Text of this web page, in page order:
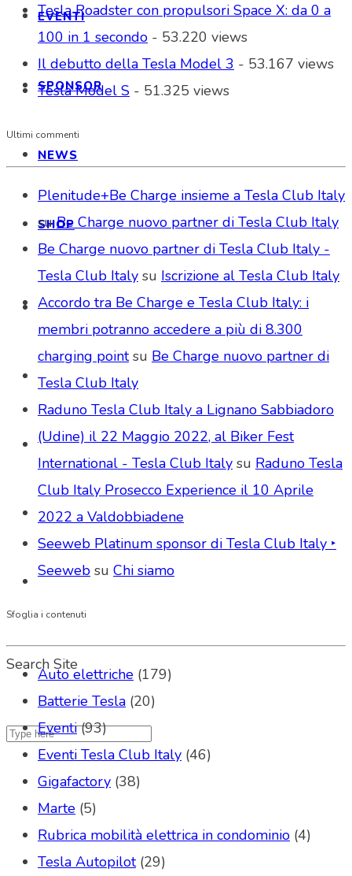
EVENTI
SPONSOR
NEWS
SHOP
Search Site
Tesla Roadster con propulsori Space X: da 0 a
100 in 1 secondo - 53.220 views
Il debutto della Tesla Model 3 - 53.167 views
Tesla Model S - 51.325 views
Ultimi commenti
Plenitude+Be Charge insieme a Tesla Club Italy
suBe Charge nuovo partner di Tesla Club Italy
Be Charge nuovo partner di Tesla Club Italy -
Tesla Club Italy su Iscrizione al Tesla Club Italy
Accordo tra Be Charge e Tesla Club Italy: i
membri potranno accedere a più di 8.300
charging pointsu Be Charge nuovo partner di
Tesla Club Italy
Raduno Tesla Club Italy a Lignano Sabbiadoro
(Udine) il 22 Maggio 2022, al Biker Fest
International - Tesla Club Italy su Raduno Tesla
Club Italy Prosecco Experience il 10 Aprile
2022 a Valdobbiadene
Seeweb Platinum sponsor di Tesla Club Italy ‣
Seeweb su Chi siamo
Sfoglia i contenuti
Auto elettriche (179)
Batterie Tesla (20)
Eventi(93)
Eventi Tesla Club Italy (46)
Gigafactory (38)
Marte (5)
Rubrica mobilità elettrica in condominio (4)
Tesla Autopilot(29)